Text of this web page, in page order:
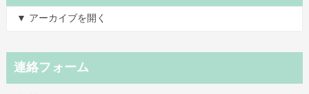
▼ アーカイブを開く
連絡フォーム